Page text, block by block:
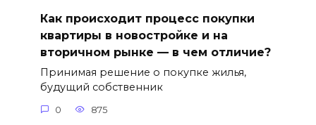
Как происходит процесс покупки
квартиры в новостройке и на
вторичном рынке — в чем отличие?
Принимая решение о покупке жилья,
будущий собственник
0 875